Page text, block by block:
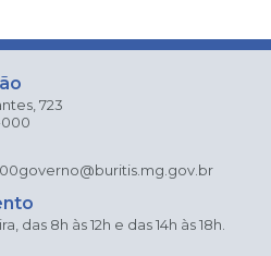
723
000
governo@buritis.mg.gov.br
das 8h às 12h e das 14h às 18h.